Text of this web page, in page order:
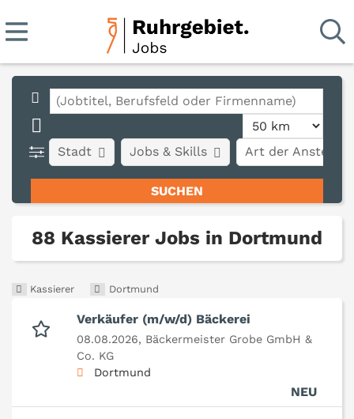
Stadt Art der
Jobs & Skills
88 Kassierer Jobs in Dortmund
Kassierer Dortmund
Verkäufer (m/w/d) Bäckerei
08.08.2026, Bäckermeister Grobe GmbH &
Co. KG
Dortmund
NEU